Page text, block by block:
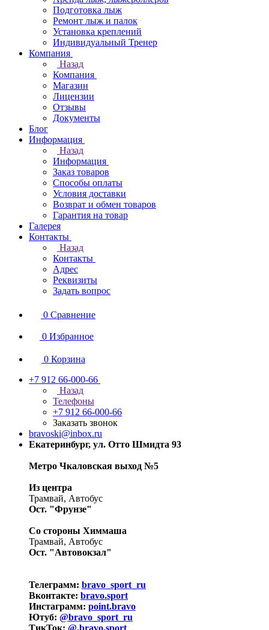
Подготовка лыж
Ремонт лыж и палок
Установка креплений
Индивидуальный Тренер
Компания
Назад
Компания
Магазин
Лицензии
Отзывы
Документы
Блог
Информация
Назад
Информация
Заказ товаров
Способы оплаты
Условия доставки
Возврат и обмен товаров
Гарантия на товар
Галерея
Контакты
Назад
Контакты
Адрес
Реквизиты
Задать вопрос
0 Сравнение
0 Избранное
0 Корзина
+7 912 66-000-66
Назад
Телефоны
+7 912 66-000-66
Заказать звонок
bravoski@inbox.ru
Екатеринбург, ул. Отто Шмидта 93
Метро Чкаловская выход №5
Из центра
Трамвай, Автобус
Ост. "Фрунзе"
Со стороны Химмаша
Трамвай, Автобус
Ост. "Автовокзал"
Телеграмм: bravo_sport_ru
Вконтакте: bravo.sport
Инстаграмм: point.bravo
Ютуб: @bravo_sport_ru
ТикТок: @.bravo.sport